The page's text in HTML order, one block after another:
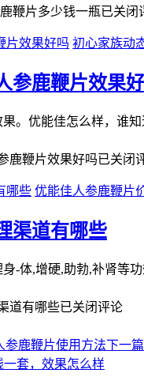
鞭片多少钱一瓶已关闭
初心家族动
参鹿鞭片效果
。优能佳怎么样，谁
鹿鞭片效果好吗已关闭
优能佳人参鹿鞭片
渠道有哪些
-体,增硬,助勃,补肾等
道有哪些已关闭评论
参鹿鞭片使用方法下一篇
套，效果怎么样